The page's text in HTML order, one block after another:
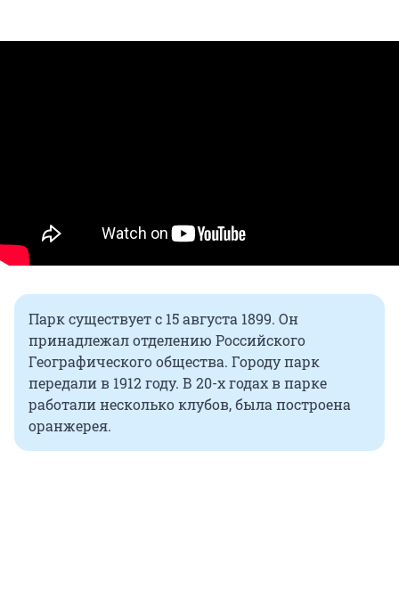
Парк существует с 15 августа 1899. Он
принадлежал отделению Российского
Географического общества. Городу парк
передали в 1912 году. В 20-х годах в парке
работали несколько клубов, была построена
оранжерея.